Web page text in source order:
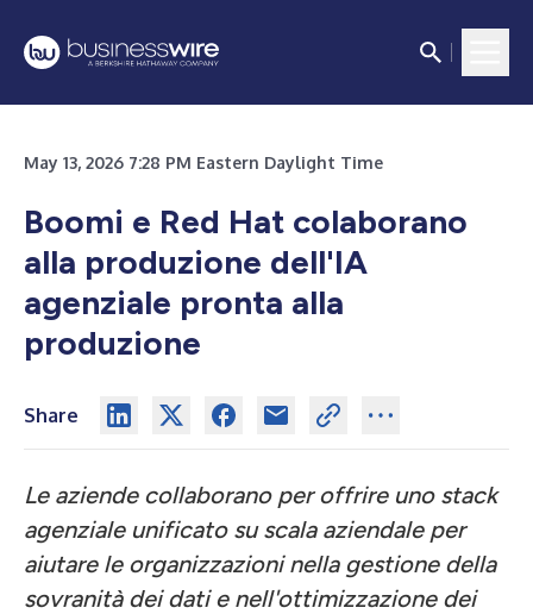
May 13, 2026 7:28 PM Eastern Daylight Time
Boomi e Red Hat colaborano
alla produzione dell'IA
agenziale pronta alla
produzione
Share
Le aziende collaborano per offrire uno stack
agenziale unificato su scala aziendale per
aiutare le organizzazioni nella gestione della
sovranità dei dati e nell'ottimizzazione dei